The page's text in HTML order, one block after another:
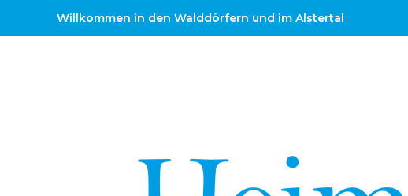
Willkommen in den Walddörfern und im Alstertal